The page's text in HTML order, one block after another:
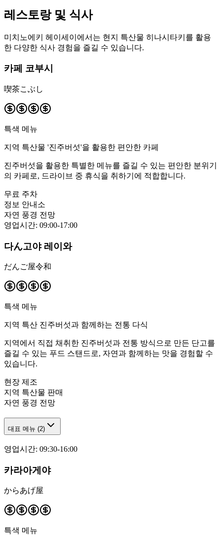
레스토랑 및 식사
미치노에키 헤이세이에서는 현지 특산물 히나시타키를 활용
한 다양한 식사 경험을 즐길 수 있습니다.
카페 코부시
喫茶こぶし
특색 메뉴
지역 특산물 '진주버섯'을 활용한 편안한 카페
진주버섯을 활용한 특별한 메뉴를 즐길 수 있는 편안한 분위기
의 카페로, 드라이브 중 휴식을 취하기에 적합합니다.
무료 주차
정보 안내소
자연 풍경 전망
영업시간: 09:00-17:00
다ん고야 레이와
だんご屋令和
특색 메뉴
지역 특산 진주버섯과 함께하는 전통 다식
지역에서 직접 채취한 진주버섯과 전통 방식으로 만든 단고를
즐길 수 있는 푸드 스탠드로, 자연과 함께하는 맛을 경험할 수
있습니다.
현장 제조
지역 특산물 판매
자연 풍경 전망
대표 메뉴 (2)
영업시간: 09:30-16:00
카라아게야
からあげ屋
특색 메뉴